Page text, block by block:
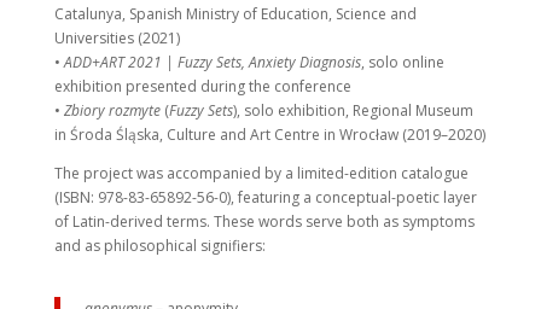
Catalunya, Spanish Ministry of Education, Science and
Universities (2021)
•ADD+ART 2021 | Fuzzy Sets, Anxiety Diagnosis, solo online
exhibition presented during the conference
• Zbiory rozmyte(Fuzzy Sets), solo exhibition, Regional Museum
in Środa Śląska, Culture and Art Centre in Wrocław (2019–2020)
The project was accompanied by a limited-edition catalogue
(ISBN: 978-83-65892-56-0), featuring a conceptual-poetic layer
of Latin-derived terms. These words serve both as symptoms
and as philosophical signifiers: